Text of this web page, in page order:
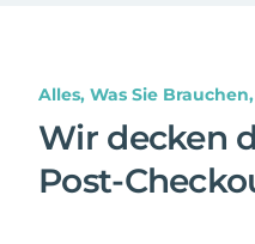
Alles, Was Sie
Wir decken
Post-